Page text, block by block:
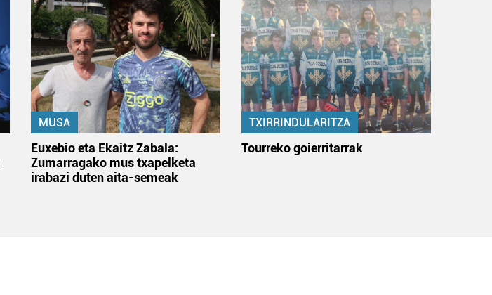
MUSA
Euxebio eta Ekaitz Zabala:
Zumarragako mus txapelketa
irabazi duten aita-semeak
TXIRRINDULARITZA
Tourreko goierritarrak